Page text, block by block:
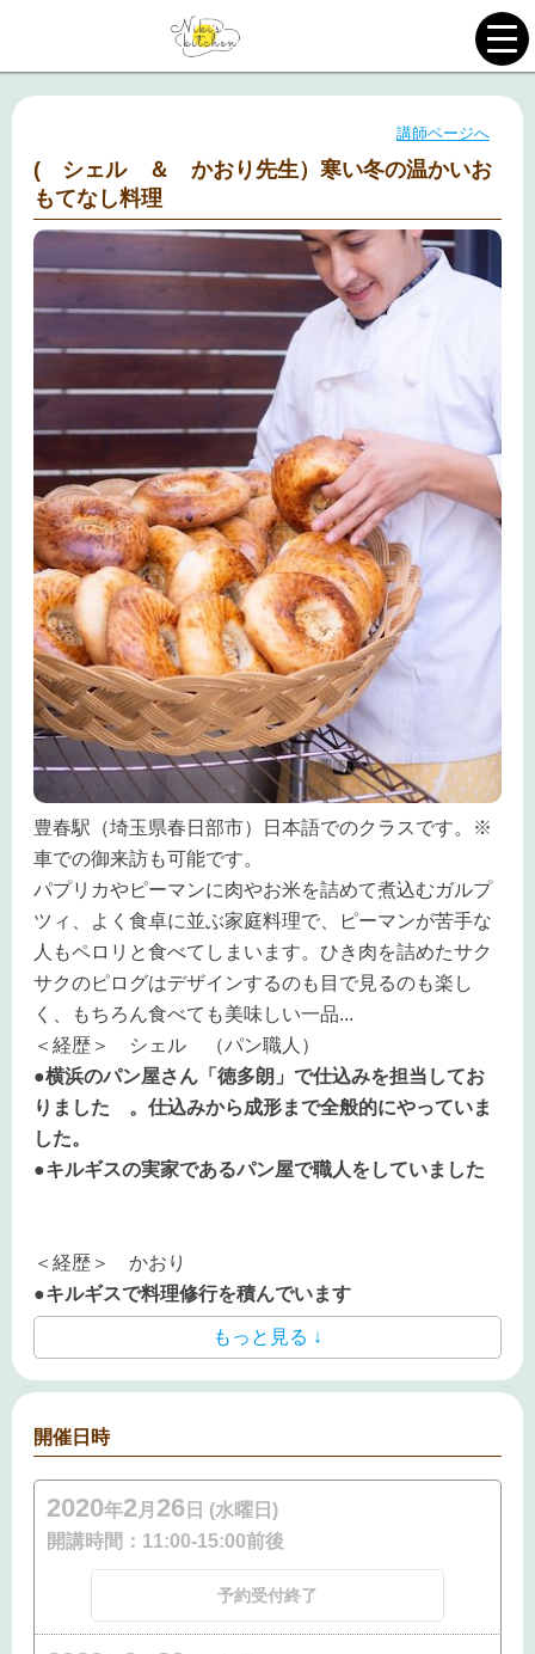
講師ページへ
( シェル ＆ かおり先生）寒い冬の温かいお
もてなし料理
豊春駅（埼玉県春日部市）日本語でのクラスです。※
車での御来訪も可能です。
パプリカやピーマンに肉やお米を詰めて煮込むガルプ
ツィ、よく食卓に並ぶ家庭料理で、ピーマンが苦手な
人もペロリと食べてしまいます。ひき肉を詰めたサク
サクのピログはデザインするのも目で見るのも楽し
く、もちろん食べても美味しい一品...
＜経歴＞ シェル （パン職人）
●横浜のパン屋さん「徳多朗」で仕込みを担当してお
りました 。 仕込みから成形まで全般的にやっていま
した。
●キルギスの実家であるパン屋で職人をしていました
＜経歴＞ かおり
●キルギスで料理修行を積んでいます
もっと見る ↓
開催日時
2020年2月 26 日 (水曜日)
開講時間： 11:00-15:00前後
予約受付終了